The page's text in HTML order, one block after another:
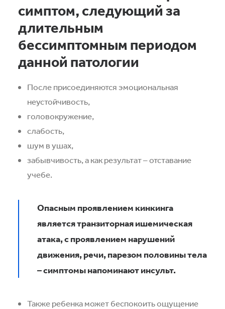
симптом, следующий за
длительным
бессимптомным периодом
данной патологии
После присоединяются эмоциональная
неустойчивость,
головокружение,
слабость,
шум в ушах,
забывчивость, а как результат – отставание
учебе.
Опасным проявлением кинкинга
является транзиторная ишемическая
атака, с проявлением нарушений
движения, речи, парезом половины тела
– симптомы напоминают инсульт.
Также ребенка может беспокоить ощущение